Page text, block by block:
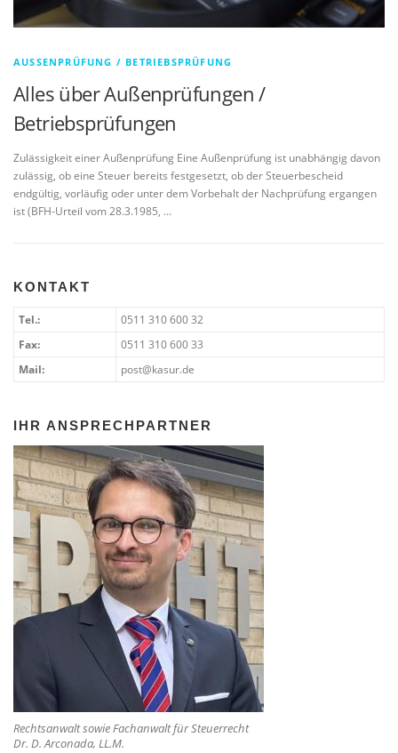
AUSSENPRÜFUNG / BETRIEBSPRÜFUNG
Alles über Außenprüfungen /
Betriebsprüfungen
Zulässigkeit einer Außenprüfung Eine Außenprüfung ist unabhängig davon
zulässig, ob eine Steuer bereits festgesetzt, ob der Steuerbescheid
endgültig, vorläufig oder unter dem Vorbehalt der Nachprüfung ergangen
ist (BFH-Urteil vom 28.3.1985, …
KONTAKT
Tel.:
0511 310 600 32
Fax:
0511 310 600 33
Mail:
post@kasur.de
IHR ANSPRECHPARTNER
Rechtsanwalt sowie Fachanwalt für Steuerrecht
Dr. D. Arconada, LL.M.